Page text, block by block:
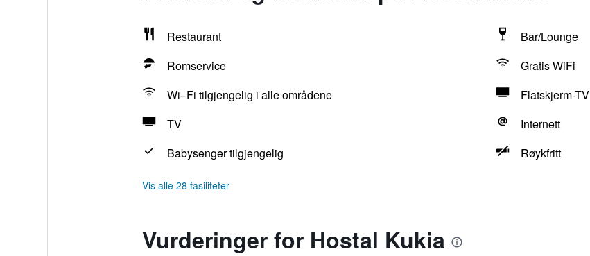
Restaurant
Bar/Lounge
Romservice
Gratis WiFi
Wi–Fi tilgjengelig i alle områdene
Flatskjerm-TV
TV
Internett
Babysenger tilgjengelig
Røykfritt
Vis alle 28 fasiliteter
Vurderinger for Hostal Kukia